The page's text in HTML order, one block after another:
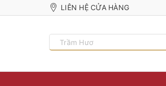
LIÊN HỆ CỬA HÀNG